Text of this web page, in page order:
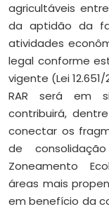
agricultáveis
da aptidão da
atividades
legal conforme
vigente (Lei
RAR será em
contribuirá,
conectar os
de
Zoneamento
áreas mais
em benefício da